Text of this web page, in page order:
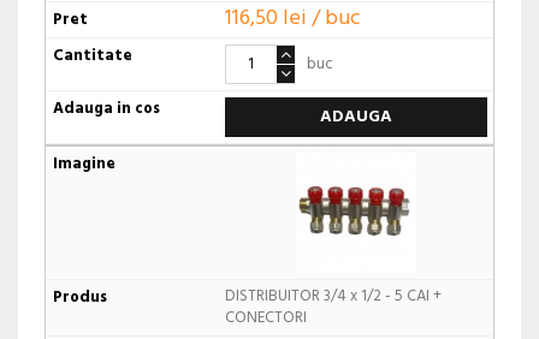
116,50 lei / buc
buc
ADAUGA
DISTRIBUITOR 3/4 x 1/2 - 5 CAI +
CONECTORI